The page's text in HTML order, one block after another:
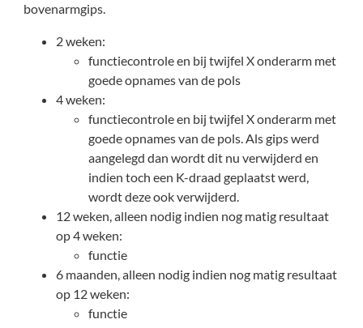
bovenarmgips.
2 weken:
functiecontrole en bij twijfel X onderarm met
goede opnames van de pols
4 weken:
functiecontrole en bij twijfel X onderarm met
goede opnames van de pols. Als gips werd
aangelegd dan wordt dit nu verwijderd en
indien toch een K-draad geplaatst werd,
wordt deze ook verwijderd.
12 weken, alleen nodig indien nog matig resultaat
op 4 weken:
functie
6 maanden, alleen nodig indien nog matig resultaat
op 12 weken:
functie